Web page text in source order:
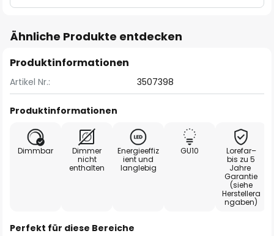
Ähnliche Produkte entdecken
Produktinformationen
Artikel Nr.: 3507398
Produktinformationen
Dimmbar
Dimmer
nicht
enthalten
Energieeffiz
ient und
langlebig
GU10
Lorefar–
bis zu 5
Jahre
Garantie
(siehe
Herstellera
ngaben)
Perfekt für diese Bereiche